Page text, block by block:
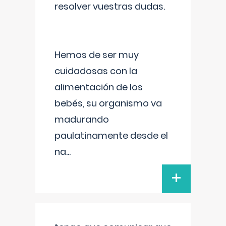
resolver vuestras dudas.
Hemos de ser muy
cuidadosas con la
alimentación de los
bebés, su organismo va
madurando
paulatinamente desde el
na...
+